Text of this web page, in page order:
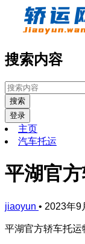
搜索内容
搜索
登录
主页
汽车托运
平湖官
jiaoyun • 2023年9
平湖官方轿车托运